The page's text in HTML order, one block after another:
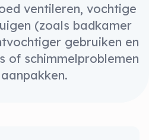
ventileren, vochtige
(zoals badkamer
gebruiken en
of schimmelproblemen